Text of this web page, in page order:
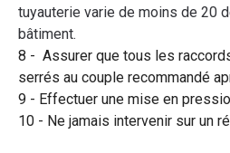
tuyauterie varie de moins de 20
bâtiment.
Assurer que tous les
serrés au couple recommandé
Effectuer une mise en
Ne jamais intervenir sur un